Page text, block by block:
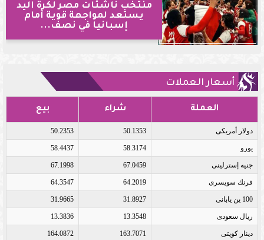
منتخب ناشئات مصر لكرة اليد
يستعد لمواجهة قوية أمام
إسبانيا في نصف...
أسعار العملات
العملة شراء بيع
دولار أمريكى 50.1353
50.2353
يورو 58.3174
58.4437
جنيه إسترلينى 67.0459
67.1998
فرنك سويسرى 64.2019
64.3547
100 ين يابانى 31.8927
31.9665
ريال سعودى 13.3548
13.3836
دينار كويتى 163.7071
164.0872